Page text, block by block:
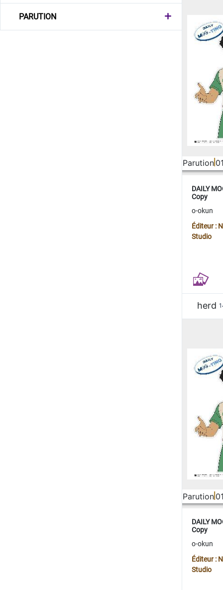
PARUTION
Parution
DAILY
Copy
o-okun
Éditeur :
Studio
herd
Parution
DAILY
Copy
o-okun
Éditeur :
Studio